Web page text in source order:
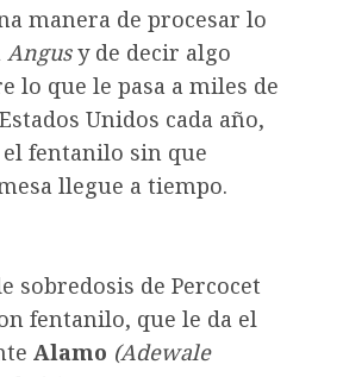
manera de procesar lo
Angusy de decir algo
lo que le pasa a miles de
Unidos cada año,
fentanilo sin que
llegue a tiempo.
sobredosis de Percocet
fentanilo, que le da el
Alamo (Adewale